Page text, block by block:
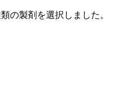
の製剤を選択しました。